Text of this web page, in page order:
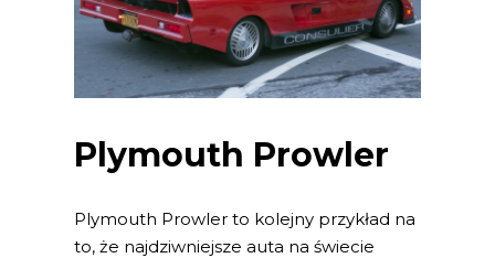
Plymouth Prowler
Plymouth Prowler to kolejny przykład na
to, że najdziwniejsze auta na świecie